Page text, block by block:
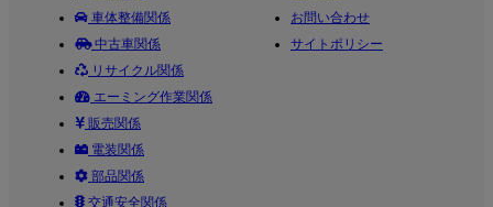
車体整備関係
中古車関係
リサイクル関係
エーミング作業関係
販売関係
電装関係
部品関係
交通安全関係
お問い合わせ
サイトポリシー